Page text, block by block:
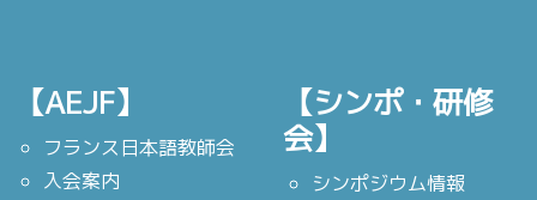
【AEJF】
フランス日本語教師会
入会案内
【シンポ・研修
会】
シンポジウム情報